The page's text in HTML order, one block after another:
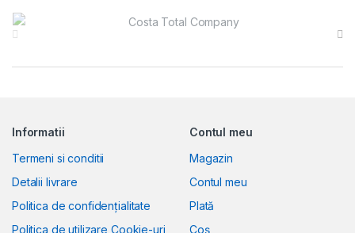
Brands Carousel
Informatii
Termeni si conditii
Detalii livrare
Politica de confidențialitate
Politica de utilizare Cookie-uri
Contul meu
Magazin
Contul meu
Plată
Coș